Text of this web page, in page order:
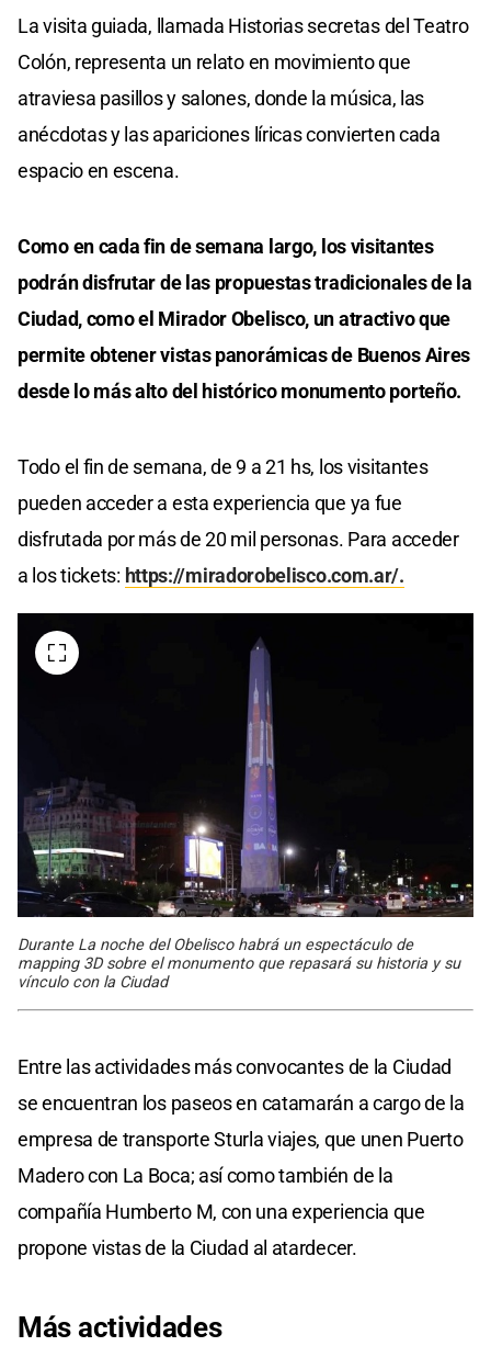
La visita guiada, llamada Historias secretas del Teatro
Colón, representa un relato en movimiento que
atraviesa pasillos y salones, donde la música, las
anécdotas y las apariciones líricas convierten cada
espacio en escena.
Como en cada fin de semana largo, los visitantes
podrán disfrutar de las propuestas tradicionales de la
Ciudad, como el Mirador Obelisco, un atractivo que
permite obtener vistas panorámicas de Buenos Aires
desde lo más alto del histórico monumento porteño.
Todo el fin de semana, de 9 a 21 hs, los visitantes
pueden acceder a esta experiencia que ya fue
disfrutada por más de 20 mil personas. Para acceder
a los tickets: https://miradorobelisco.com.ar/.
Durante La noche del Obelisco habrá un espectáculo de
mapping 3D sobre el monumento que repasará su historia y su
vínculo con la Ciudad
Entre las actividades más convocantes de la Ciudad
se encuentran los paseos en catamarán a cargo de la
empresa de transporte Sturla viajes, que unen Puerto
Madero con La Boca; así como también de la
compañía Humberto M, con una experiencia que
propone vistas de la Ciudad al atardecer.
Más actividades